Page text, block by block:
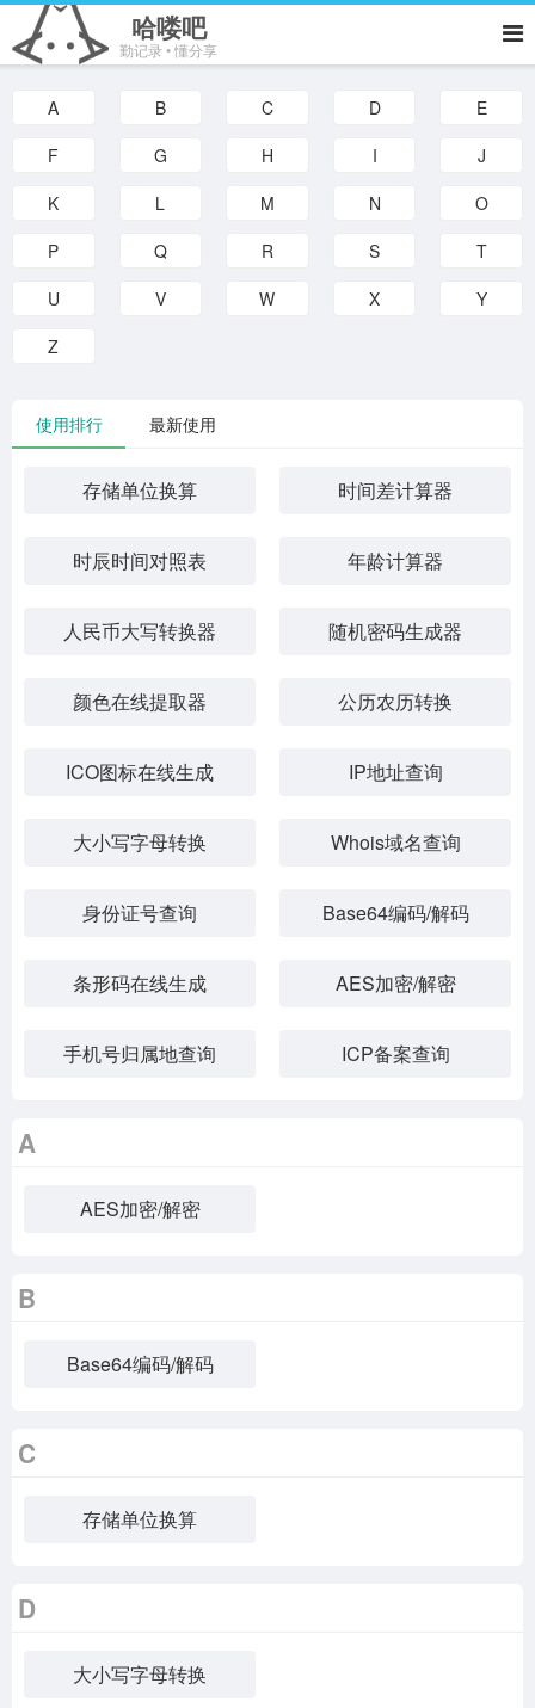
哈喽吧
勤记录 • 懂分享
A B C D
E
F
G H I
J
K
L M N
O
P
Q R S
T
U
V W X
Y
Z
使用排行 最新使用
存储单位换算 时间差计算器
时辰时间对照表 年龄计算器
人民币大写转换器 随机密码生成器
颜色在线提取器 公历农历转换
ICO图标在线生成 IP地址查询
大小写字母转换 Whois域名查询
身份证号查询 Base64编码/解码
条形码在线生成 AES加密/解密
手机号归属地查询 ICP备案查询
A
AES加密/解密
B
Base64编码/解码
C
存储单位换算
D
大小写字母转换